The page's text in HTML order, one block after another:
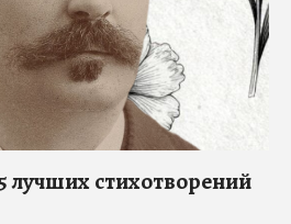
лучших стихотворений